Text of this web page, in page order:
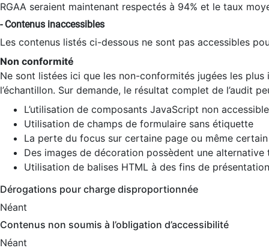
RGAA seraient maintenant respectés à 94% et le taux
- Contenus inaccessibles
Les contenus listés ci-dessous ne sont pas accessibles
Non conformité
Ne sont listées ici que les non-conformités jugées les
l’échantillon. Sur demande, le résultat complet de l’audit
L’utilisation de composants JavaScript non
Utilisation de champs de formulaire sans étiquette
La perte du focus sur certaine page ou même
Des images de décoration possèdent une alternative
Utilisation de balises HTML à des fins de
Dérogations pour charge disproportionnée
Néant
Contenus non soumis à l’obligation d’accessibilité
Néant